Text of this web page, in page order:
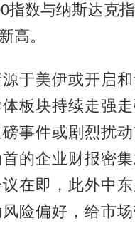
指数与纳斯达克
高。
于美伊或开启
板块持续走强
事件或剧烈扰动
的企业财报密集
在即，此外中
险偏好，给市